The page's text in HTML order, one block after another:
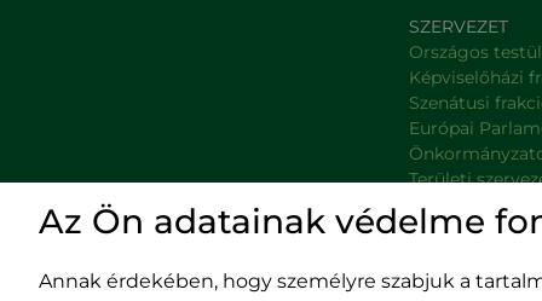
SZERVEZET
Országos
Képviselőházi
Szenátusi
Európai
Területi
Platformok
Az Ön adatainak védelme
Annak érdekében, hogy személyre szabjuk a